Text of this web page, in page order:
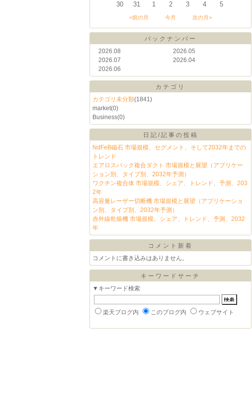
30
31 1 2 3 4 5
<前の月 今月 次の月>
バックナンバー
2026.08
2026.07
2026.06
2026.05
2026.04
カテゴリ
カテゴリ未分類(1841)
market(0)
Business(0)
日記/記事の投稿
NdFeB磁石 市場規模、セグメント、そして2032年までの
トレンド
エアロスパック複合ダクト 市場規模と展望（アプリケー
ション別、タイプ別、2032年予測）
ワクチン複合体 市場規模、シェア、トレンド、予測、203
2年
高容量レーザー切断機 市場規模と展望（アプリケーショ
ン別、タイプ別、2032年予測）
赤外線乾燥機 市場規模、シェア、トレンド、予測、2032
年
コメント新着
コメントに書き込みはありません。
キーワードサーチ
▼キーワード検索
楽天ブログ内 このブログ内 ウェブサイト